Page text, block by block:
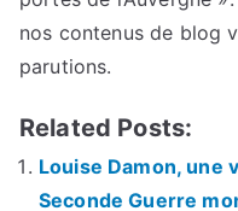
nos contenus de blog
parutions.
Related Posts:
Louise Damon, une
Seconde Guerre